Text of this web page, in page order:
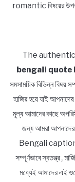
romantic বিষয়ের
The
bengali quote
সমসাময়িক বিভিন্ন বিষয়
হাজির হয়ে যাই
মূল্য আমাদের কাছে
জন্য আমরা
Bengali
সম্পূর্ণভাবে স্বতন্ত্র ,
মধ্যেই আমাদের এই